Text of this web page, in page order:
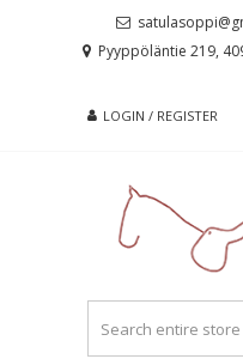
Pyyppöläntie 219,
LOGIN / REGISTER